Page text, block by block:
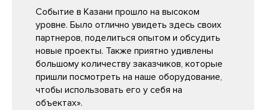
Событие в Казани прошло на высоком
уровне. Было отлично увидеть здесь своих
партнеров, поделиться опытом и обсудить
новые проекты. Также приятно удивлены
большому количеству заказчиков, которые
пришли посмотреть на наше оборудование,
чтобы использовать его у себя на
объектах».